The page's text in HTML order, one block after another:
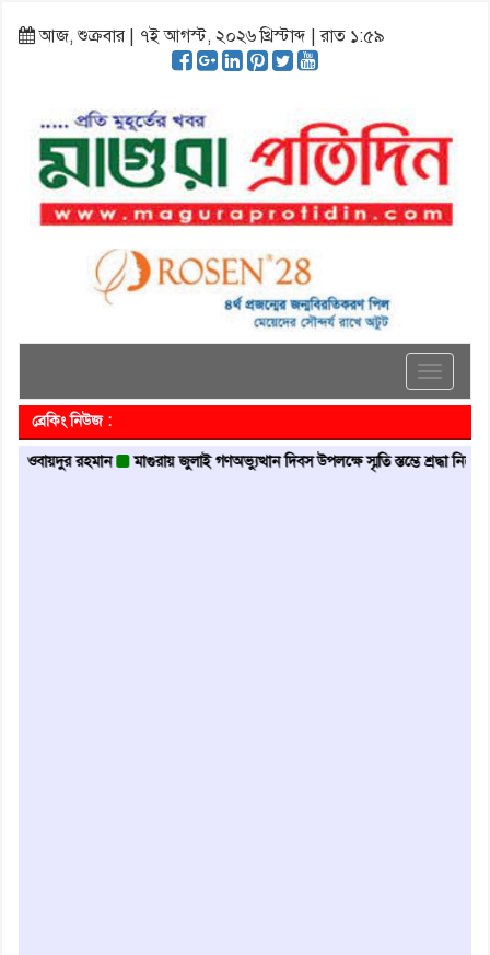
আজ, শুক্রবার | ৭ই আগস্ট, ২০২৬ খ্রিস্টাব্দ | রাত ১:৫৯
Toggle
ব্রেকিং নিউজ :
রহমান মাগুরায় জুলাই গণঅভ্যুত্থান দিবস উপলক্ষে স্মৃতি স্তম্ভে শ্রদ্ধা নিবেদন